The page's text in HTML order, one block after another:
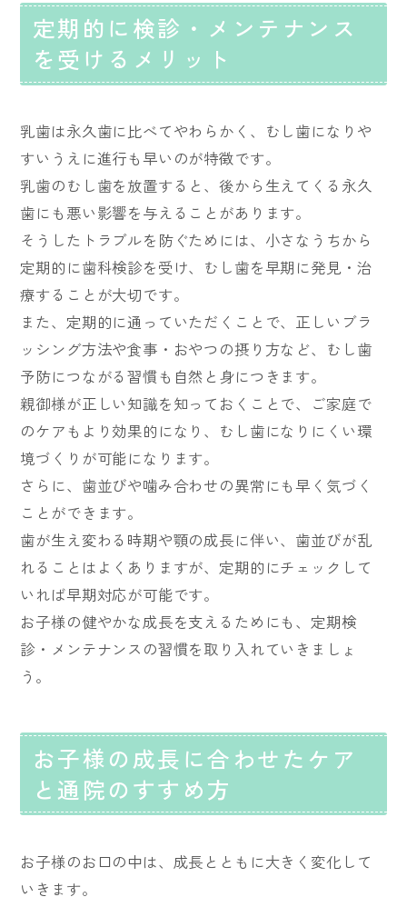
定期的に検診・メンテナンス
を受けるメリット
乳歯は永久歯に比べてやわらかく、むし歯になりや
すいうえに進行も早いのが特徴です。
乳歯のむし歯を放置すると、後から生えてくる永久
歯にも悪い影響を与えることがあります。
そうしたトラブルを防ぐためには、小さなうちから
定期的に歯科検診を受け、むし歯を早期に発見・治
療することが大切です。
また、定期的に通っていただくことで、正しいブラ
ッシング方法や食事・おやつの摂り方など、むし歯
予防につながる習慣も自然と身につきます。
親御様が正しい知識を知っておくことで、ご家庭で
のケアもより効果的になり、むし歯になりにくい環
境づくりが可能になります。
さらに、歯並びや噛み合わせの異常にも早く気づく
ことができます。
歯が生え変わる時期や顎の成長に伴い、歯並びが乱
れることはよくありますが、定期的にチェックして
いれば早期対応が可能です。
お子様の健やかな成長を支えるためにも、定期検
診・メンテナンスの習慣を取り入れていきましょ
う。
お子様の成長に合わせたケア
と通院のすすめ方
お子様のお口の中は、成長とともに大きく変化して
いきます。